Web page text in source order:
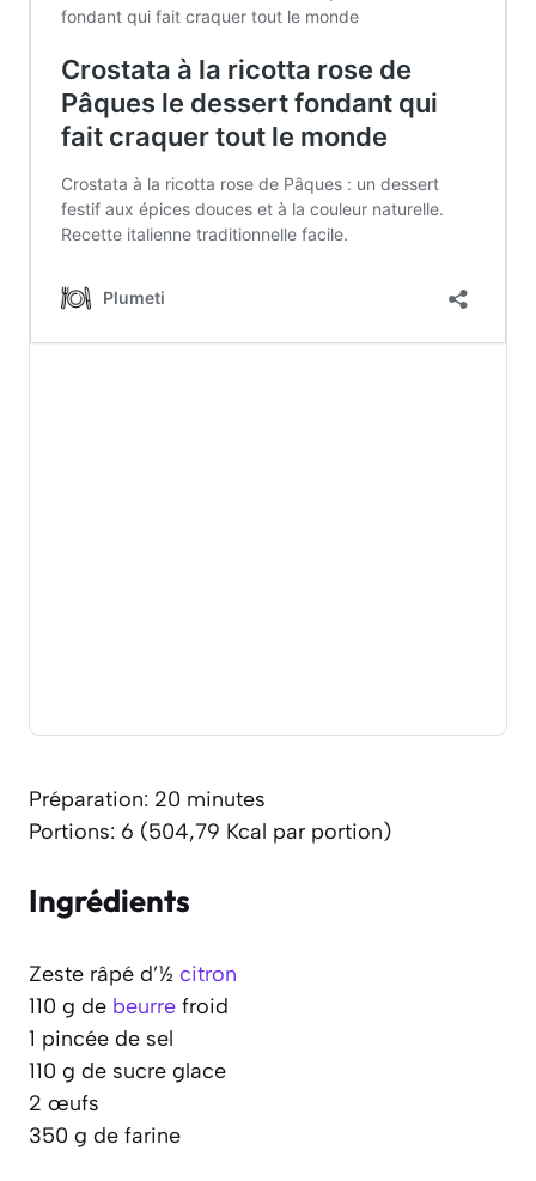
Préparation: 20 minutes
Portions: 6 (504,79 Kcal par portion)
Ingrédients
Zeste râpé d’½ citron
110 g de beurre froid
1 pincée de sel
110 g de sucre glace
2 œufs
350 g de farine